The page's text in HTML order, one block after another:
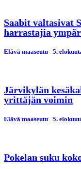
Saabit valtasivat
harrastajia
Elävä maaseutu 5.
Järvikylän
yrittäjän voimin
Elävä maaseutu 5.
Pokelan suku